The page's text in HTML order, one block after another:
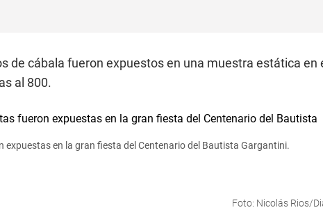
de cábala fueron expuestos en una muestra estática en
al 800.
en la gran fiesta del Centenario del Bautista Gargantini.
Foto: Nicolás Rios/